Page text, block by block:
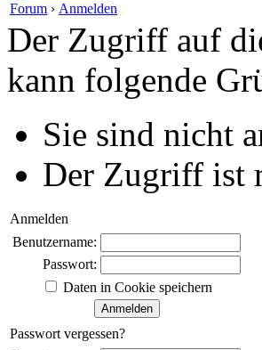
Forum › Anmelden
Der Zugriff auf
kann folgende
Sie sind nicht
Der Zugriff ist
Anmelden
Benutzername:
Passwort:
Daten in Cookie speichern
Passwort vergessen?